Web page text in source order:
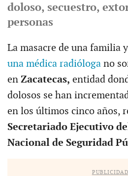
doloso, secuestro,
personas
La masacre de una familia
una médica radiólogano
en Zacatecas, entidad
dolosos se han
en los últimos cinco años,
Secretariado Ejecutivo
Nacional de Seguridad
PUBLICIDAD